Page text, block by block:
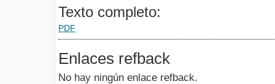
Texto completo:
PDF
Enlaces refback
No hay ningún enlace refback.